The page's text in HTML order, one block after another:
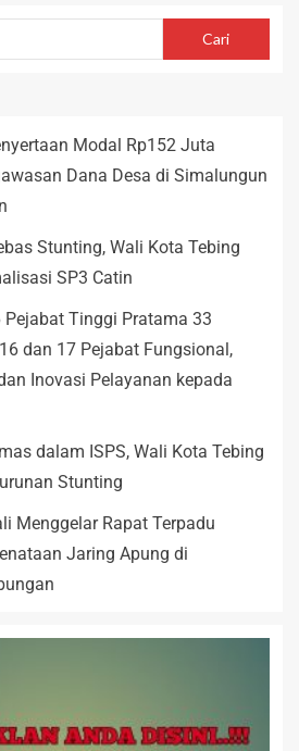
Modal Rp152 Juta
Dana Desa di Simalungun
Stunting, Wali Kota Tebing
SP3 Catin
Tinggi Pratama 33
dan 17 Pejabat Fungsional,
Inovasi Pelayanan kepada
dalam ISPS, Wali Kota Tebing
Stunting
Menggelar Rapat Terpadu
Jaring Apung di